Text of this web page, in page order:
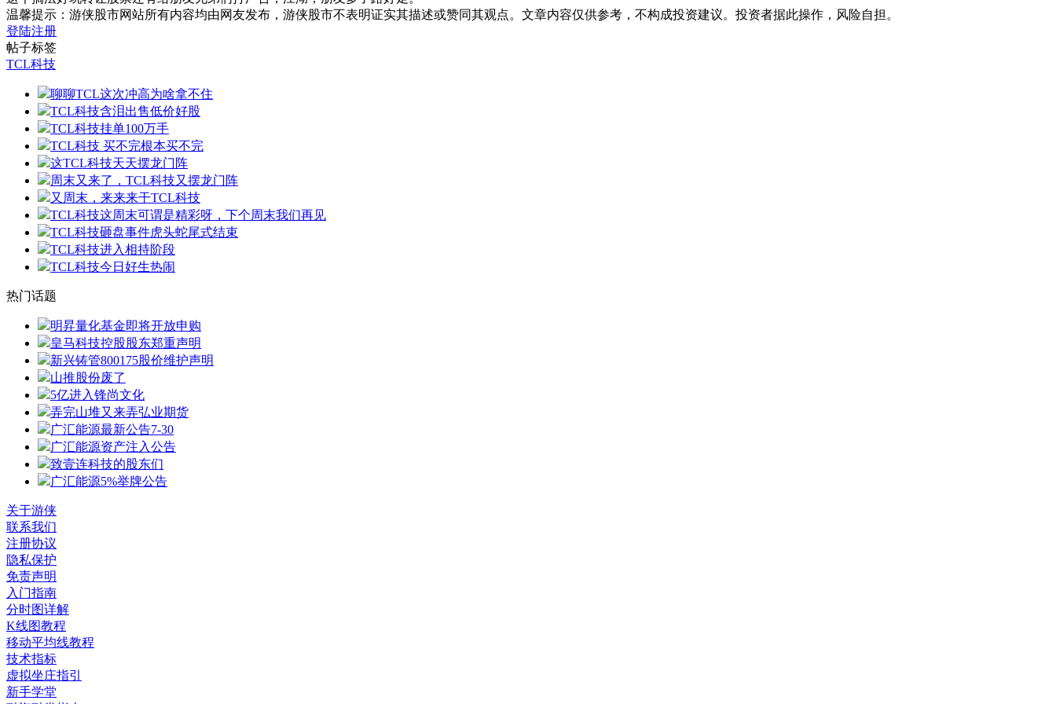
温馨提示：游侠股市网站所有内容均由网友发布，游侠股市不表明证实其描述或赞同其观点。文章内容仅供参考，不构成投资建议。投资者据此操作，风险自担。
登陆注册
帖子标签
TCL科技
聊聊TCL这次冲高为啥拿不住
TCL科技含泪出售低价好股
TCL科技挂单100万手
TCL科技 买不完根本买不完
这TCL科技天天摆龙门阵
周末又来了，TCL科技又摆龙门阵
又周末，来来来干TCL科技
TCL科技这周末可谓是精彩呀，下个周末我们再见
TCL科技砸盘事件虎头蛇尾式结束
TCL科技进入相持阶段
TCL科技今日好生热闹
热门话题
明昇量化基金即将开放申购
皇马科技控股股东郑重声明
新兴铸管800175股价维护声明
山推股份废了
5亿进入锋尚文化
弄完山堆又来弄弘业期货
广汇能源最新公告7-30
广汇能源资产注入公告
致壹连科技的股东们
广汇能源5%举牌公告
关于游侠
联系我们
注册协议
隐私保护
免责声明
入门指南
分时图详解
K线图教程
移动平均线教程
技术指标
虚拟坐庄指引
新手学堂